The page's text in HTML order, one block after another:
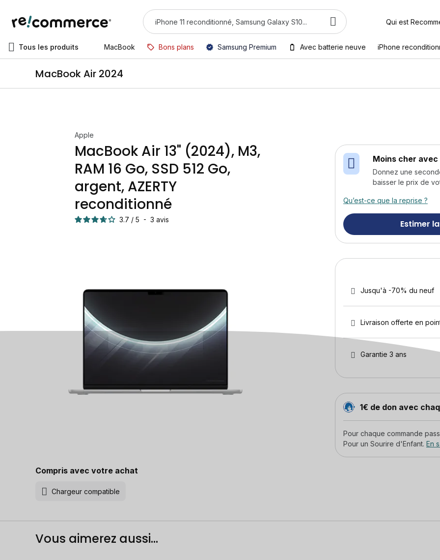
Qui est
Tous les produits MacBook Bons plans Samsung Premium Avec batterie neuve iPhone
MacBook Air 2024
Apple
MacBook Air 13" (2024), M3,
RAM 16 Go, SSD 512 Go,
argent, AZERTY
reconditionné
3.7 / 5 - 3 avis
Compris avec votre achat
Chargeur compatible
Moins cher
Donnez une
baisser le prix de
Qu’est-ce que la reprise ?
Estimer
Jusqu'à -70% du neuf
Livraison offerte en
Garantie 3 ans
1€ de don avec
Pour chaque commande
Pour un Sourire d'Enfant. En
Vous aimerez aussi...